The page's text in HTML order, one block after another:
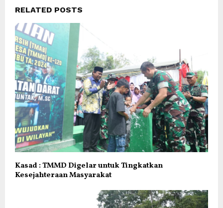
RELATED POSTS
Kasad : TMMD Digelar untuk Tingkatkan
Kesejahteraan Masyarakat